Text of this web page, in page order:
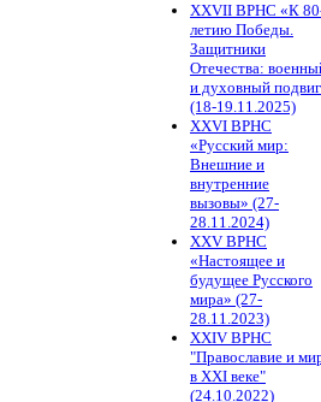
ХХVII ВРНС «К
летию Победы.
Защитники
Отечества:
и духовный
(18-19.11.2025)
XXVI ВРНС
«Русский мир:
Внешние и
внутренние
вызовы» (27-
28.11.2024)
XXV ВРНС
«Настоящее и
будущее Русского
мира» (27-
28.11.2023)
XXIV ВРНС
"Православие и
в XXI веке"
(24.10.2022)